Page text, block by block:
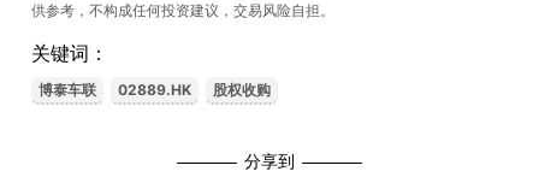
供参考，不构成任何投资建议，交易风险自担。
关键词：
博泰车联 02889.HK 股权收购
分享到